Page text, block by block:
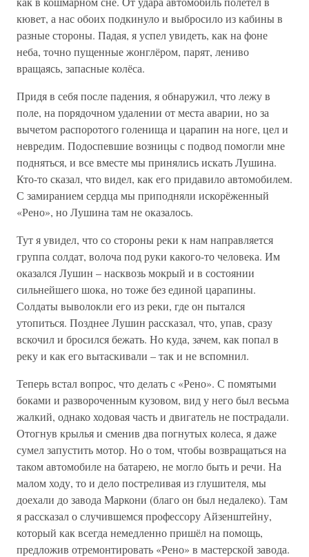
кювет, а нас обоих подкинуло и выбросило из кабины в
разные стороны. Падая, я успел увидеть, как на фоне
неба, точно пущенные жонглёром, парят, лениво
вращаясь, запасные колёса.
Придя в себя после падения, я обнаружил, что лежу в
поле, на порядочном удалении от места аварии, но за
вычетом распоротого голенища и царапин на ноге, цел и
невредим. Подоспевшие возницы с подвод помогли мне
подняться, и все вместе мы принялись искать Лушина.
Кто-то сказал, что видел, как его придавило автомобилем.
С замиранием сердца мы приподняли искорёженный
«Рено», но Лушина там не оказалось.
Тут я увидел, что со стороны реки к нам направляется
группа солдат, волоча под руки какого-то человека. Им
оказался Лушин – насквозь мокрый и в состоянии
сильнейшего шока, но тоже без единой царапины.
Солдаты выволокли его из реки, где он пытался
утопиться. Позднее Лушин рассказал, что, упав, сразу
вскочил и бросился бежать. Но куда, зачем, как попал в
реку и как его вытаскивали – так и не вспомнил.
Теперь встал вопрос, что делать с «Рено». С помятыми
боками и развороченным кузовом, вид у него был весьма
жалкий, однако ходовая часть и двигатель не пострадали.
Отогнув крылья и сменив два погнутых колеса, я даже
сумел запустить мотор. Но о том, чтобы возвращаться на
таком автомобиле на батарею, не могло быть и речи. На
малом ходу, то и дело постреливая из глушителя, мы
доехали до завода Маркони (благо он был недалеко). Там
я рассказал о случившемся профессору Айзенштейну,
который как всегда немедленно пришёл на помощь,
предложив отремонтировать «Рено» в мастерской завода.